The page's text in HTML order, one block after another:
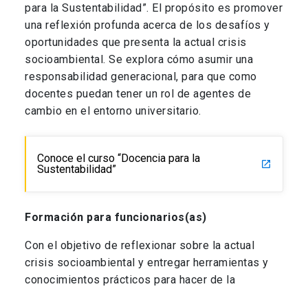
para la Sustentabilidad”. El propósito es promover
una reflexión profunda acerca de los desafíos y
oportunidades que presenta la actual crisis
socioambiental. Se explora cómo asumir una
responsabilidad generacional, para que como
docentes puedan tener un rol de agentes de
cambio en el entorno universitario.
Conoce el curso “Docencia para la
Sustentabilidad”
launch
Formación para funcionarios(as)
Con el objetivo de reflexionar sobre la actual
crisis socioambiental y entregar herramientas y
conocimientos prácticos para hacer de la